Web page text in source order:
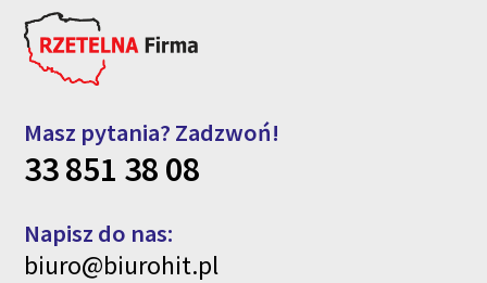
Masz pytania? Zadzwoń!
33 851 38 08
Napisz do nas:
biuro@biurohit.pl